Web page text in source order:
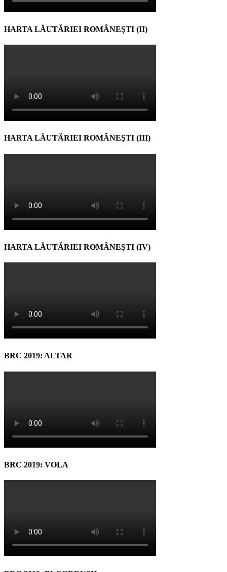
HARTA LĂUTĂRIEI ROMÂNEŞTI (II)
HARTA LĂUTĂRIEI ROMÂNEŞTI (III)
HARTA LĂUTĂRIEI ROMÂNEŞTI (IV)
BRC 2019: ALTAR
BRC 2019: VOLA